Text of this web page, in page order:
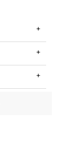
+
+
+